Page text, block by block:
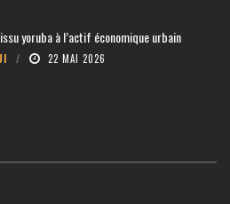
yoruba à l’actif économique urbain
22 MAI 2026